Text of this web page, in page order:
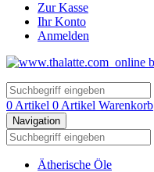
Zur Kasse
Ihr Konto
Anmelden
0 Artikel 0 Artikel Warenkorb
Navigation
Ätherische Öle